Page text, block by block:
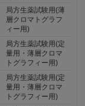
局方生薬試験用(薄
層クロマトグラフ
ィー用)
局方生薬試験用(定
量用・薄層クロマ
トグラフィー用)
局方生薬試験用(定
量用・薄層クロマ
トグラフィー用)